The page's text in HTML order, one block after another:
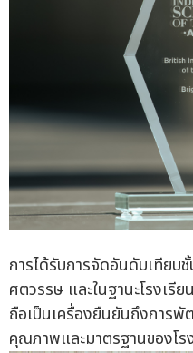
การได้รับการจัดอันดับเทียบ
ศตวรรษ และในฐานะโรงเรี
ถือเป็นเครื่องยืนยันถึงการพั
คุณภาพและมาตรฐานของโร